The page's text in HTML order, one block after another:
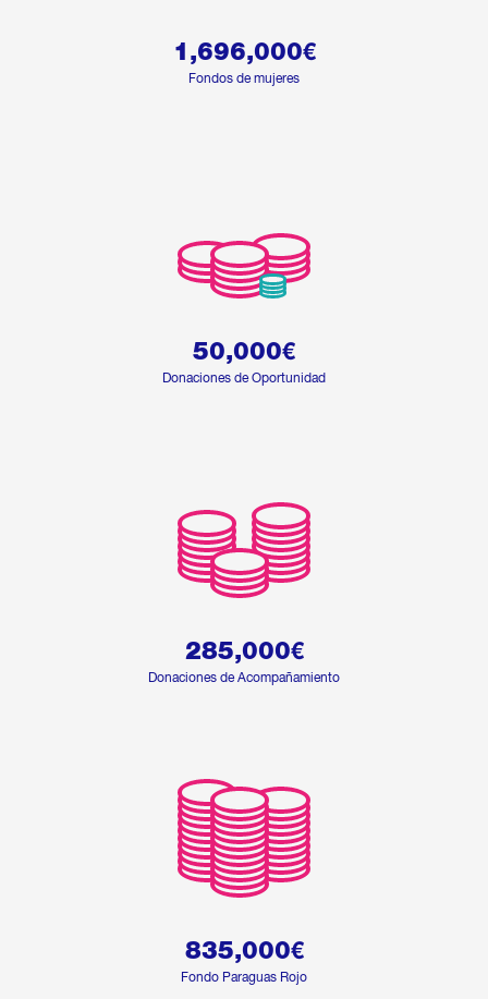
1,696,000€
Fondos de mujeres
50,000€
Donaciones de Oportunidad
285,000€
Donaciones de Acompañamiento
835,000€
Fondo Paraguas Rojo